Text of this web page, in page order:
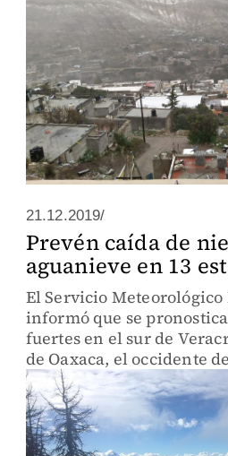
21.12.2019/
Prevén caída de
aguanieve en 13
El Servicio
informó que se
fuertes en el sur de
de Oaxaca, el occidente
Campeche.